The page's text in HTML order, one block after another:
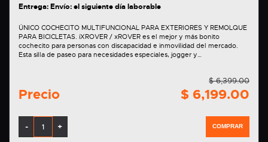
Entrega: Envío: el siguiente día laborable
ÚNICO COCHECITO MULTIFUNCIONAL PARA EXTERIORES Y REMOLQUE
PARA BICICLETAS. iXROVER / xROVER es el mejor y más bonito
cochecito para personas con discapacidad e inmovilidad del mercado.
Esta silla de paseo para necesidades especiales, jogger y…
Precio
$ 6,399.00
$ 6,199.00
- + COMPRAR